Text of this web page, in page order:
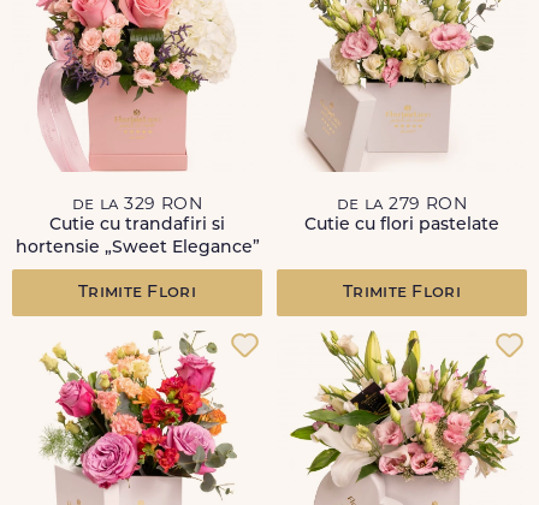
de la 329 RON
Cutie cu trandafiri si
hortensie „Sweet Elegance”
Trimite Flori
de la 279 RON
Cutie cu flori pastelate
Trimite Flori